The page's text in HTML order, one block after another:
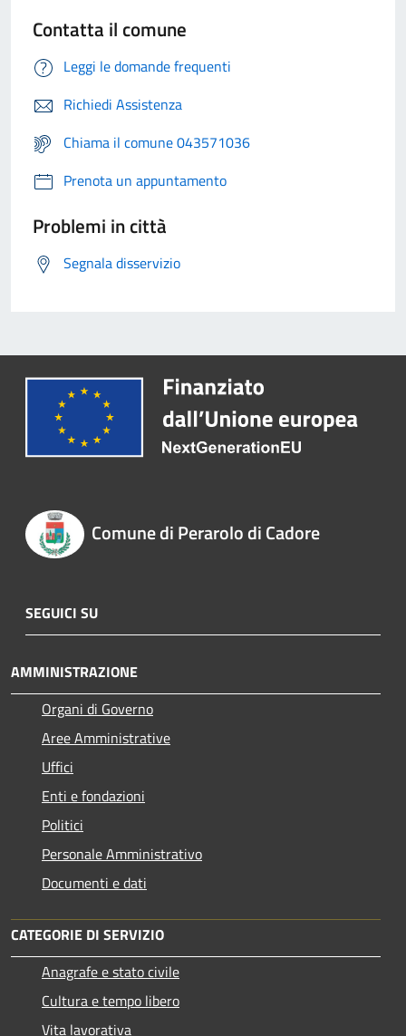
Contatta il comune
Leggi le domande frequenti
Richiedi Assistenza
Chiama il comune 043571036
Prenota un appuntamento
Problemi in città
Segnala disservizio
Comune di Perarolo di Cadore
SEGUICI SU
AMMINISTRAZIONE
Organi di Governo
Aree Amministrative
Uffici
Enti e fondazioni
Politici
Personale Amministrativo
Documenti e dati
CATEGORIE DI SERVIZIO
Anagrafe e stato civile
Cultura e tempo libero
Vita lavorativa